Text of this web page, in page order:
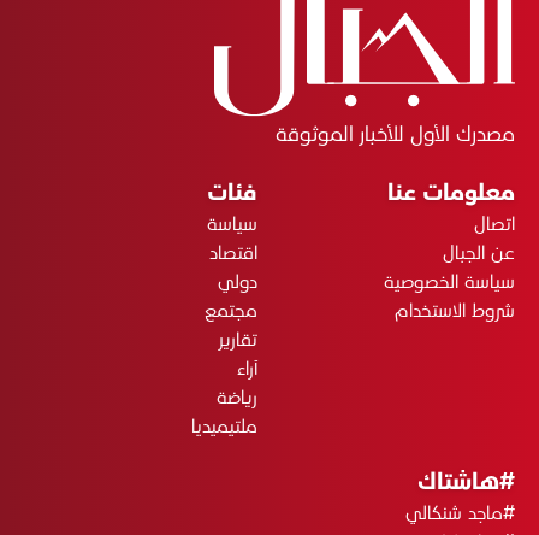
مصدرك الأول للأخبار الموثوقة
معلومات عنا
اتصال
عن الجبال
سياسة الخصوصية
شروط الاستخدام
فئات
سياسة
اقتصاد
دولي
مجتمع
تقارير
آراء
رياضة
ملتيميديا
#هاشتاك
#ماجد شنكالي